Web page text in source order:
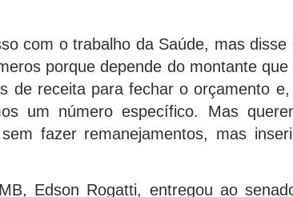
com o trabalho da Saúde, mas disse
porque depende do montante que
de receita para fechar o orçamento
um número específico. Mas
fazer remanejamentos, mas
Edson Rogatti, entregou ao